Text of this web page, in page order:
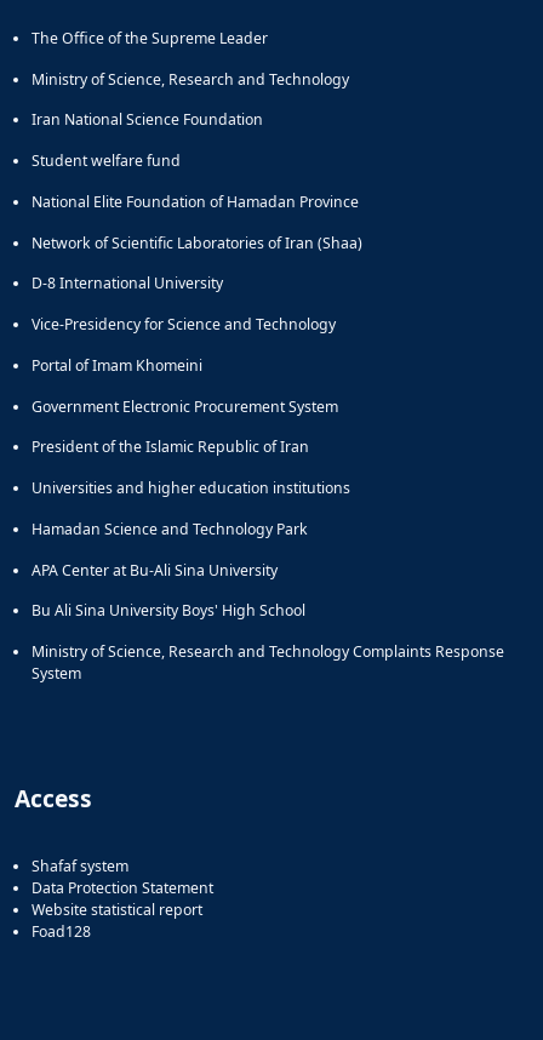
The Office of the Supreme Leader
Ministry of Science, Research and Technology
Iran National Science Foundation
Student welfare fund
National Elite Foundation of Hamadan Province
Network of Scientific Laboratories of Iran (Shaa)
D-8 International University
Vice-Presidency for Science and Technology
Portal of Imam Khomeini
Government Electronic Procurement System
President of the Islamic Republic of Iran
Universities and higher education institutions
Hamadan Science and Technology Park
APA Center at Bu-Ali Sina University
Bu Ali Sina University Boys' High School
Ministry of Science, Research and Technology Complaints Response
System
Access
Shafaf system
Data Protection Statement
Website statistical report
Foad128